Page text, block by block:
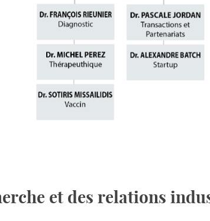
et des relations